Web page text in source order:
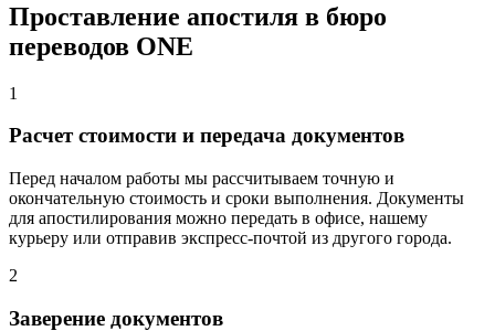
Проставление апостиля в бюро
переводов ONE
1
Расчет стоимости и передача документов
Перед началом работы мы рассчитываем точную и
окончательную стоимость и сроки выполнения. Документы
для апостилирования можно передать в офисе, нашему
курьеру или отправив экспресс-почтой из другого города.
2
Заверение документов